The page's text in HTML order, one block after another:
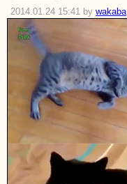
2014.01.24 15:41 by wakaba